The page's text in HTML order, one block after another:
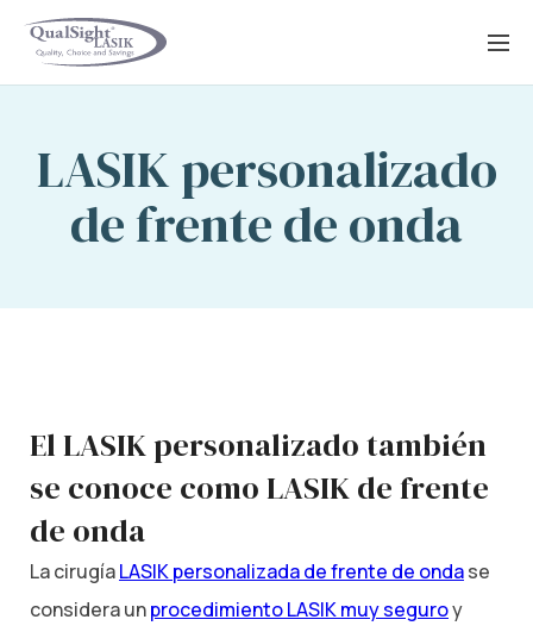
Saltar
LASIK personalizado
de frente de onda
El LASIK personalizado también
se conoce como LASIK de frente
de onda
La cirugíaLASIK personalizada de frente de ondase
considera unprocedimiento LASIK muy seguroy